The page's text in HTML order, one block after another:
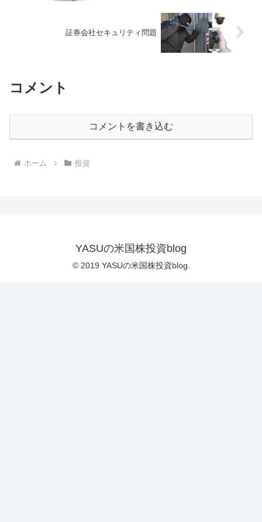
証券会社セキュリティ問題
コメント
コメントを書き込む
ホーム 投資
YASUの米国株投資blog
© 2019 YASUの米国株投資blog.